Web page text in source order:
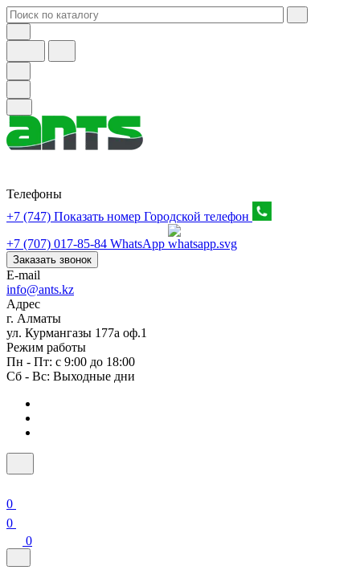
Телефоны
+7 (747) Показать номер Городской телефон
+7 (707) 017-85-84 WhatsApp
Заказать звонок
E-mail
info@ants.kz
Адрес
г. Алматы
ул. Курмангазы 177а оф.1
Режим работы
Пн - Пт: с 9:00 до 18:00
Сб - Вс: Выходные дни
0
0
0